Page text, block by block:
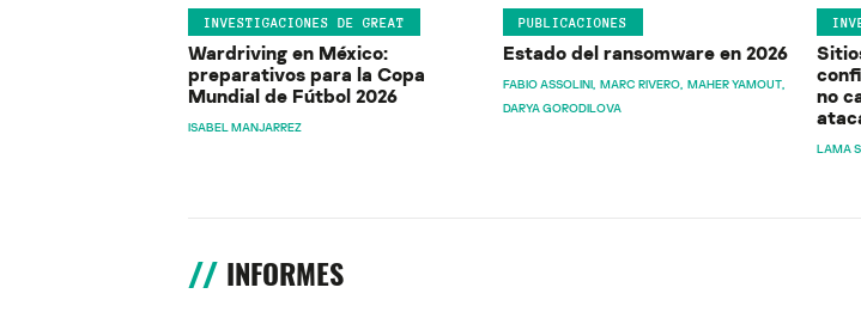
INVESTIGACIONES DE GREAT
Wardriving en México:
preparativos para la Copa
Mundial de Fútbol 2026
ISABEL MANJARREZ
PUBLICACIONES
Estado del ransomware en 2026
FABIO ASSOLINI MARC RIVERO MAHER YAMOUT
DARYA GORODILOVA
no
LAMA
INFORMES